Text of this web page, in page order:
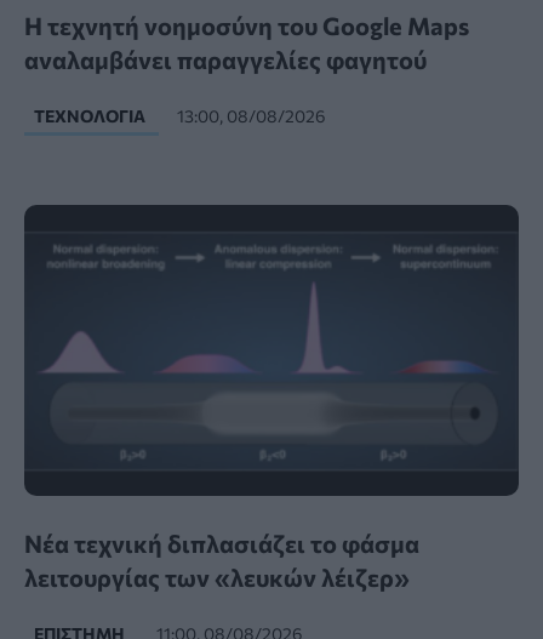
Η τεχνητή νοημοσύνη του Google Maps
αναλαμβάνει παραγγελίες φαγητού
ΤΕΧΝΟΛΟΓΊΑ 13:00, 08/08/2026
Νέα τεχνική διπλασιάζει το φάσμα
λειτουργίας των «λευκών λέιζερ»
ΕΠΙΣΤΉΜΗ 11:00, 08/08/2026